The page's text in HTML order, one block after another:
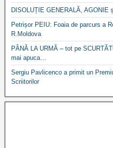
DISOLUȚIE GENERALĂ,
Petrișor PEIU: Foaia de parcurs a
R.Moldova
PÂNĂ LA URMĂ – tot pe
mai apuca…
Sergiu Pavlicenco a primit un
Scriitorilor